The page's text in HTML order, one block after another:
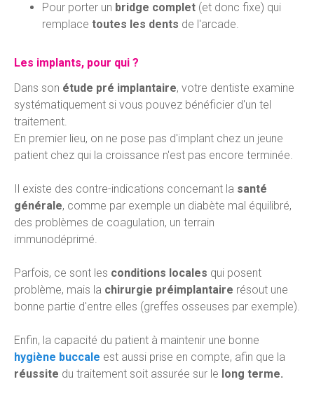
Pour porter un bridge complet (et donc fixe) qui
remplace toutes les dents de l'arcade.
Les implants, pour qui ?
Dans son étude pré implantaire, votre dentiste examine
systématiquement si vous pouvez bénéficier d'un tel
traitement.
En premier lieu, on ne pose pas d'implant chez un jeune
patient chez qui la croissance n'est pas encore terminée.
Il existe des contre-indications concernant la santé
générale, comme par exemple un diabète mal équilibré,
des problèmes de coagulation, un terrain
immunodéprimé.
Parfois, ce sont les conditions locales qui posent
problème, mais la chirurgie préimplantaire résout une
bonne partie d'entre elles (greffes osseuses par exemple).
Enfin, la capacité du patient à maintenir une bonne
hygiène buccale est aussi prise en compte, afin que la
réussite du traitement soit assurée sur le long terme.